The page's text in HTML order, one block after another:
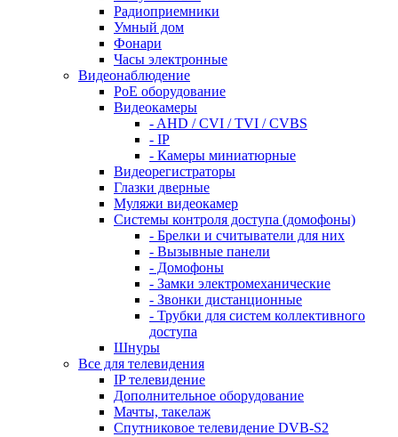
Радиоприемники
Умный дом
Фонари
Часы электронные
Видеонаблюдение
PoE оборудование
Видеокамеры
- AHD / CVI / TVI / CVBS
- IP
- Камеры миниатюрные
Видеорегистраторы
Глазки дверные
Муляжи видеокамер
Системы контроля доступа (домофоны)
- Брелки и считыватели для них
- Вызывные панели
- Домофоны
- Замки электромеханические
- Звонки дистанционные
- Трубки для систем коллективного
доступа
Шнуры
Все для телевидения
IP телевидение
Дополнительное оборудование
Мачты, такелаж
Спутниковое телевидение DVB-S2